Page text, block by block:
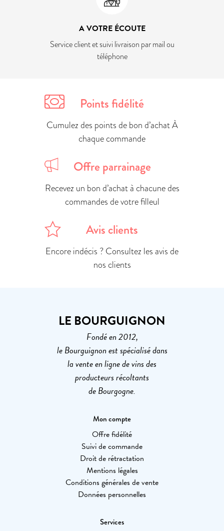
A VOTRE ÉCOUTE
Service client et suivi livraison par mail ou
téléphone
Points fidélité
Cumulez des points de bon d’achat À
chaque commande
Offre parrainage
Recevez un bon d’achat à chacune des
commandes de votre filleul
Avis clients
Encore indécis ? Consultez les avis de
nos clients
LE BOURGUIGNON
Fondé en 2012,
le Bourguignon est spécialisé dans
la vente en ligne de vins des
producteurs récoltants
de Bourgogne.
Mon compte
Offre fidélité
Suivi de commande
Droit de rétractation
Mentions légales
Conditions générales de vente
Données personnelles
Services